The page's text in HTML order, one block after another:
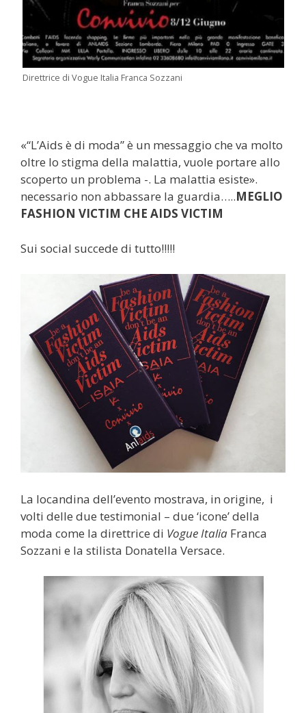
Direttrice di Vogue Italia Franca Sozzani
«“L’Aids è di moda” è un messaggio che va molto
oltre lo stigma della malattia, vuole portare allo
scoperto un problema -. La malattia esiste».
necessario non abbassare la guardia…..MEGLIO
FASHION VICTIM CHE AIDS VICTIM
Sui social succede di tutto!!!!!
La locandina dell’evento mostrava, in origine, i
volti delle due testimonial – due ‘icone’ della
moda come la direttrice di Vogue Italia Franca
Sozzani e la stilista Donatella Versace.